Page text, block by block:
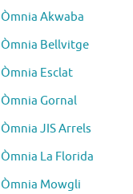
Òmnia Akwaba
Òmnia Bellvitge
Òmnia Esclat
Òmnia Gornal
Òmnia JIS Arrels
Òmnia La Florida
Òmnia Mowgli